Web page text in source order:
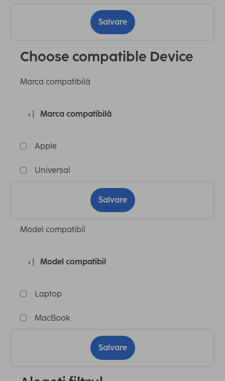
Salvare
Choose compatible Device
Marca compatibilă
Marca compatibilă
Apple
Universal
Salvare
Model compatibil
Model compatibil
Laptop
MacBook
Salvare